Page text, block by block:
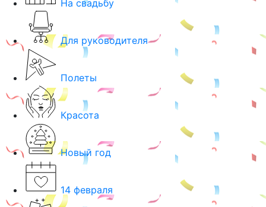
На свадьбу
Для руководителя
Полеты
Красота
Новый год
14 февраля